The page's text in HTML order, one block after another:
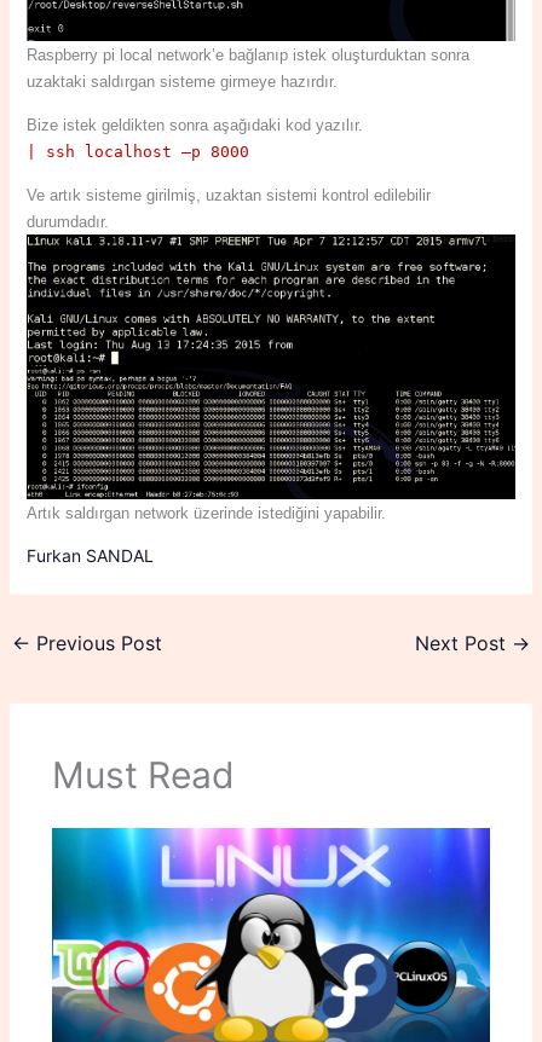
Raspberry pi local network’e bağlanıp istek oluşturduktan sonra
uzaktaki saldırgan sisteme girmeye hazırdır.
Bize istek geldikten sonra aşağıdaki kod yazılır.
| ssh localhost –p 8000
Ve artık sisteme girilmiş, uzaktan sistemi kontrol edilebilir
durumdadır.
Artık saldırgan network üzerinde istediğini yapabilir.
Furkan SANDAL
← Previous Post Next Post →
Must Read